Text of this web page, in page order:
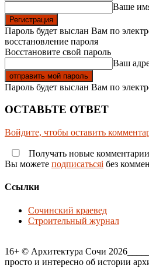
Ваше
Пароль будет выслан Вам по
восстановление пароля
Восстановите свой пароль
Ваш
Пароль будет выслан Вам по
ОСТАВЬТЕ ОТВЕТ
Войдите, чтобы оставить
Получать новые
Вы можете подписатьсяi без
Ссылки
Сочинский краевед
Строительный журнал
16+ © Архитектура Сочи
просто и интересно об истории